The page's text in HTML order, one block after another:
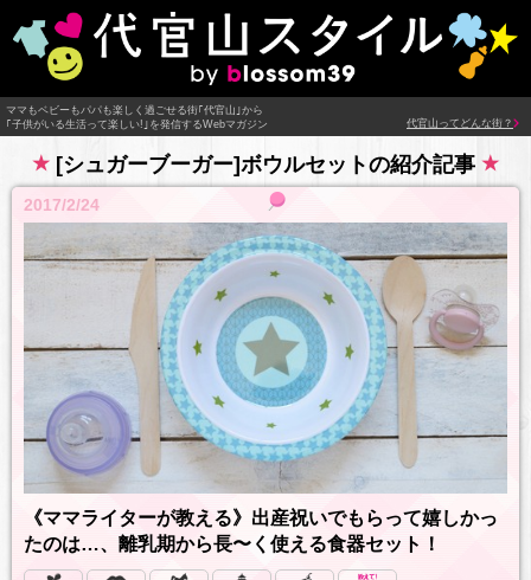
ママもベビーもパパも楽しく過ごせる街｢代官山｣から
｢子供がいる生活って楽しい!｣を発信するWebマガジン
代官山ってどんな街？
[シュガーブーガー]ボウルセットの紹介記事
2017/2/24
《ママライターが教える》出産祝いでもらって嬉しかっ
たのは…、離乳期から長〜く使える食器セット！